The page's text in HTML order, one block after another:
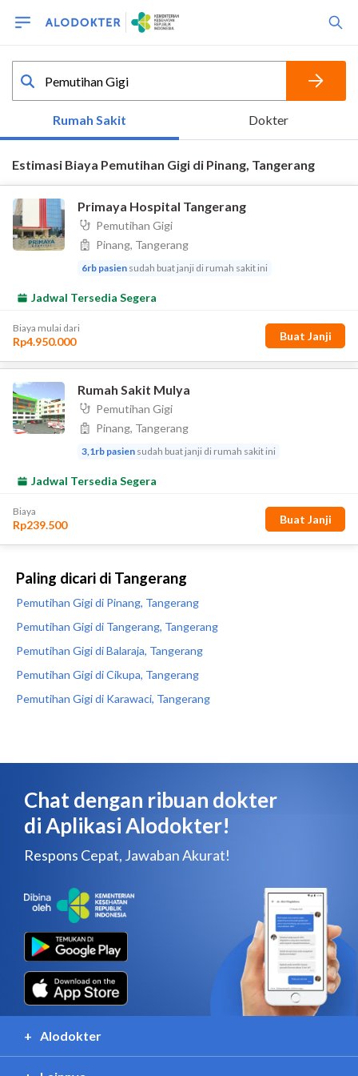
Paling dicari di Tangerang
Pemutihan Gigi di Pinang, Tangerang
Pemutihan Gigi di Tangerang, Tangerang
Pemutihan Gigi di Balaraja, Tangerang
Pemutihan Gigi di Cikupa, Tangerang
Pemutihan Gigi di Karawaci, Tangerang